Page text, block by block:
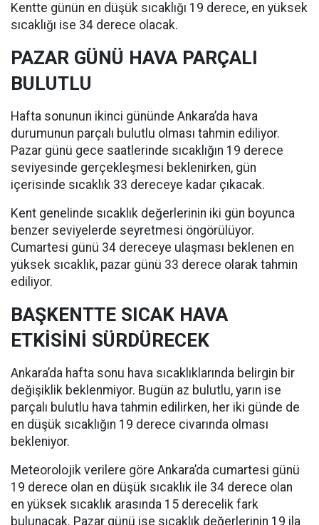
Kentte günün en düşük sıcaklığı 19 derece, en yüksek
sıcaklığı ise 34 derece olacak.
PAZAR GÜNÜ HAVA PARÇALI
BULUTLU
Hafta sonunun ikinci gününde Ankara’da hava
durumunun parçalı bulutlu olması tahmin ediliyor.
Pazar günü gece saatlerinde sıcaklığın 19 derece
seviyesinde gerçekleşmesi beklenirken, gün
içerisinde sıcaklık 33 dereceye kadar çıkacak.
Kent genelinde sıcaklık değerlerinin iki gün boyunca
benzer seviyelerde seyretmesi öngörülüyor.
Cumartesi günü 34 dereceye ulaşması beklenen en
yüksek sıcaklık, pazar günü 33 derece olarak tahmin
ediliyor.
BAŞKENTTE SICAK HAVA
ETKİSİNİ SÜRDÜRECEK
Ankara’da hafta sonu hava sıcaklıklarında belirgin bir
değişiklik beklenmiyor. Bugün az bulutlu, yarın ise
parçalı bulutlu hava tahmin edilirken, her iki günde de
en düşük sıcaklığın 19 derece civarında olması
bekleniyor.
Meteorolojik verilere göre Ankara’da cumartesi günü
19 derece olan en düşük sıcaklık ile 34 derece olan
en yüksek sıcaklık arasında 15 derecelik fark
bulunacak. Pazar günü ise sıcaklık değerlerinin 19 ila